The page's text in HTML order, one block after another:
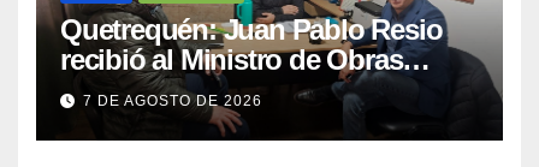
Quetrequén: Juan Pablo Resio
recibió al Ministro de Obras
Públicas y al Presidente de
Vialidad para recorrer la ruta a
Villa Huidobro
7 DE AGOSTO DE 2026